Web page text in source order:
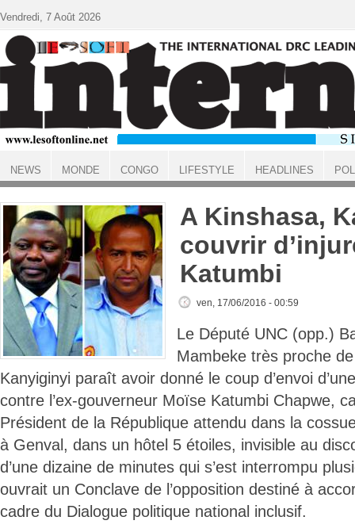
ACCUEIL
A Kinshasa,
couvrir
Katumbi
ven, 17/06/2016 - 00:59
Le Député UNC (opp.)
Mambeke très proche
Kanyiginyi paraît avoir donné le coup d’envoi
contre l’ex-gouverneur Moïse Katumbi Chapwe,
Président de la République attendu dans la
à Genval, dans un hôtel 5 étoiles, invisible au
d’une dizaine de minutes qui s’est interrompu
ouvrait un Conclave de l’opposition destiné à
cadre du Dialogue politique national inclusif.
Vendredi, 7 Août 2026
NEWS MONDE CONGO LIFESTYLE HEADLINES